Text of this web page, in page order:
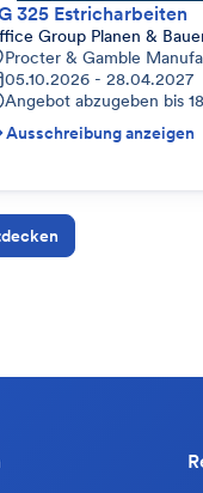
325 Estricharbeiten
Group Planen &
Procter & Gamble
05.10.2026 - 28.04.2027
Angebot abzugeben bis
Ausschreibung anzeigen